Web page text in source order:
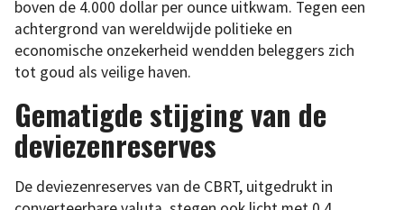
boven de 4.000 dollar per ounce uitkwam. Tegen een
achtergrond van wereldwijde politieke en
economische onzekerheid wendden beleggers zich
tot goud als veilige haven.
Gematigde stijging van de
deviezenreserves
De deviezenreserves van de CBRT, uitgedrukt in